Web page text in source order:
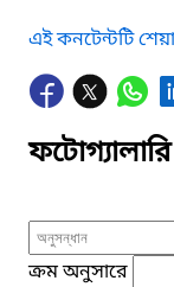
এই কনটেন্টটি
ফটোগ্যালারি
ক্রম অনুসারে